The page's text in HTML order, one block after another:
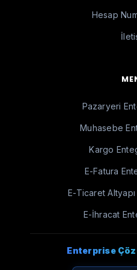
Hesap
Pazaryeri
Muhasebe
Kargo
E-Fatura
E-Ticaret
E-İhracat
Enterprise